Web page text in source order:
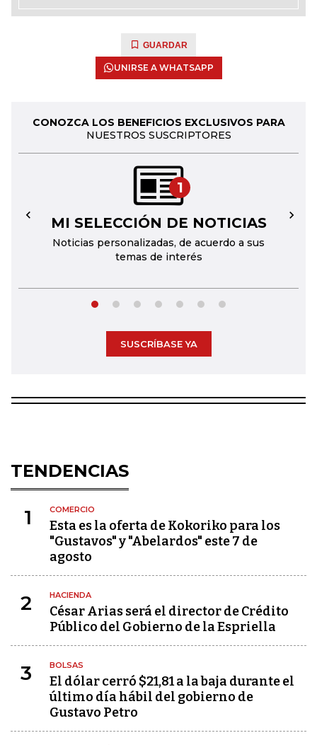
GUARDAR
UNIRSE A WHATSAPP
CONOZCA LOS BENEFICIOS EXCLUSIVOS PARA
NUESTROS SUSCRIPTORES
1
MI SELECCIÓN DE NOTICIAS
Noticias personalizadas, de acuerdo a sus
temas de interés
← →
SUSCRÍBASE YA
TENDENCIAS
1 COMERCIO
Esta es la oferta de Kokoriko para los
"Gustavos" y "Abelardos" este 7 de
agosto
2 HACIENDA
César Arias será el director de Crédito
Público del Gobierno de la Espriella
3 BOLSAS
El dólar cerró $21,81 a la baja durante el
último día hábil del gobierno de
Gustavo Petro